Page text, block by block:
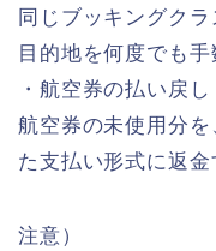
同じブッキングク
目的地を何度でも手
・航空券の払い戻し
航空券の未使用分
た支払い形式に返金
注意）